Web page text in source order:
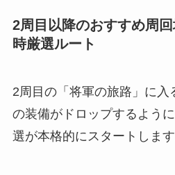
2周目以降のおすすめ周
時厳選ルート
2周目の「将軍の旅路」に入
の装備がドロップするよう
選が本格的にスタートします